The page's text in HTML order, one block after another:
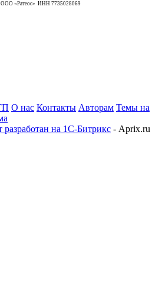
ООО «Ратеос» ИНН 7735028069
О нас Контакты Авторам Темы на
разработан на 1С-Битрикс - Aprix.ru